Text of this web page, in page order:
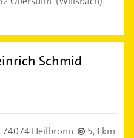
Schmid
74074 Heilbronn
5,3 km